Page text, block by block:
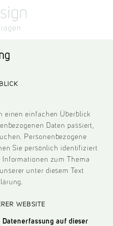
einen einfachen Überblick
Daten passiert,
Personenbezogene
Sie persönlich identifiziert
zum Thema
unter diesem Text
WEBSITE
auf dieser